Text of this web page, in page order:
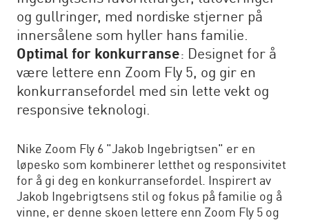
og gullringer, med nordiske stjerner på
innersålene som hyller hans familie.
Optimal for konkurranse: Designet for å
være lettere enn Zoom Fly 5, og gir en
konkurransefordel med sin lette vekt og
responsive teknologi.
Nike Zoom Fly 6 "Jakob Ingebrigtsen" er en
løpesko som kombinerer letthet og responsivitet
for å gi deg en konkurransefordel. Inspirert av
Jakob Ingebrigtsens stil og fokus på familie og å
vinne, er denne skoen lettere enn Zoom Fly 5 og